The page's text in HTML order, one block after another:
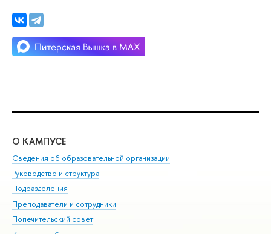
О КАМПУСЕ
Сведения об образовательной организации
Руководство и структура
Подразделения
Преподаватели и сотрудники
Попечительский совет